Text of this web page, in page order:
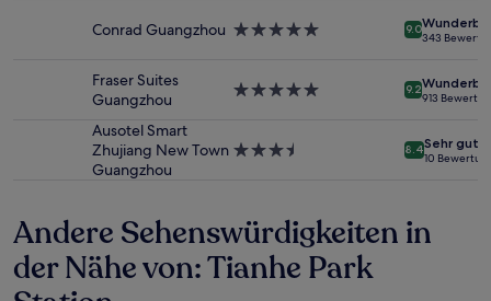
zusätzliche
Conrad Guangzhou 5.0-
9.0
343
Fraser Suites
Guangzhou
5.0-
9.2
913
Ausotel Smart
Zhujiang New Town
Guangzhou
3.5-
8.4Sehr gut
10
Andere Sehenswürdigkeiten in
der Nähe von: Tianhe Park